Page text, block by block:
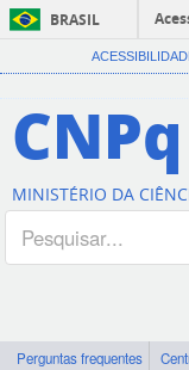
BRASIL
CNPq
MINISTÉRIO DA
Perguntas frequentes